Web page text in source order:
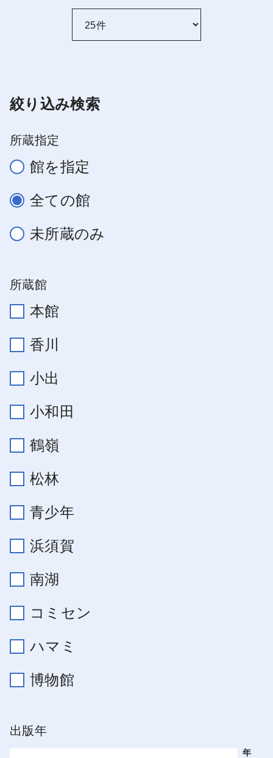
絞り込み検索
所蔵指定
館を指定
全ての館
未所蔵のみ
所蔵館
本館
香川
小出
小和田
鶴嶺
松林
青少年
浜須賀
南湖
コミセン
ハマミ
博物館
出版年
年